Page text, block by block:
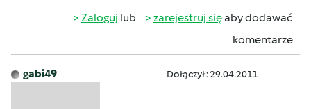
Zaloguj lub zarejestruj sięaby dodawać
komentarze
gabi49 Dołączył : 29.04.2011